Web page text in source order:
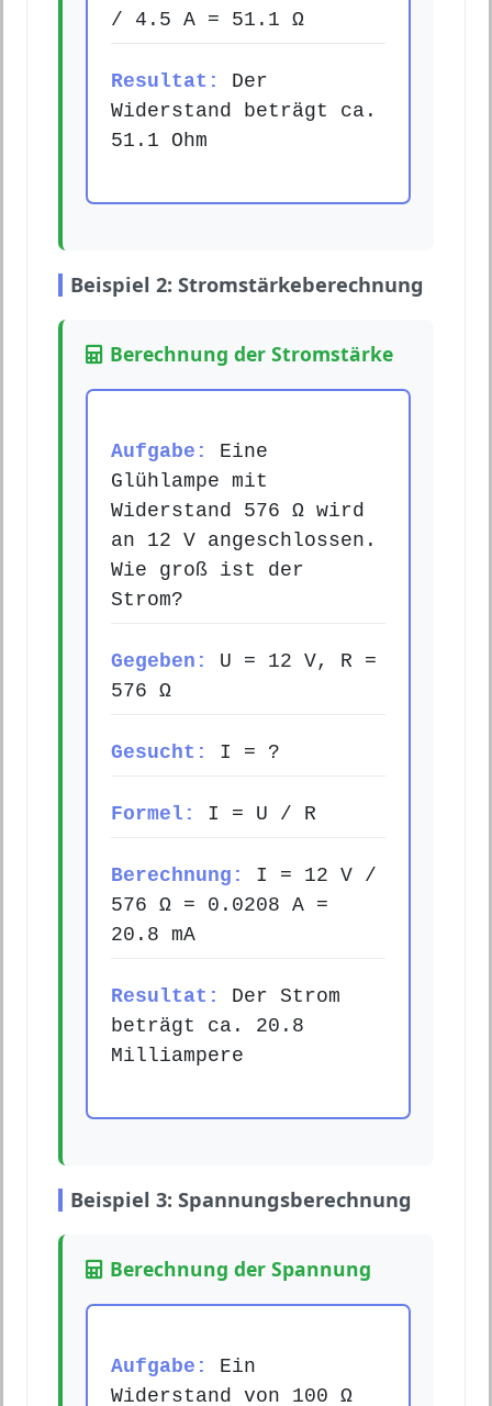
/ 4.5 A = 51.1 Ω
Resultat:
Der
Widerstand beträgt ca.
51.1 Ohm
Beispiel 2: Stromstärkeberechnung
Berechnung der Stromstärke
Aufgabe:
Eine
Glühlampe mit
Widerstand 576 Ω wird
an 12 V angeschlossen.
Wie groß ist der
Strom?
Gegeben:
U = 12 V, R =
576 Ω
Gesucht: I = ?
Formel: I = U / R
Berechnung:
I = 12 V /
576 Ω = 0.0208 A =
20.8 mA
Resultat:
Der Strom
beträgt ca. 20.8
Milliampere
Beispiel 3: Spannungsberechnung
Berechnung der Spannung
Aufgabe:
Ein
Widerstand von 100 Ω